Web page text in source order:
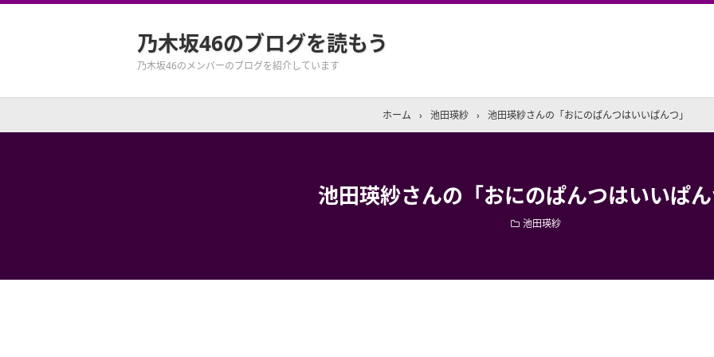
乃木坂46のブログを読もう
乃木坂46のメンバーのブログを紹介しています
ホーム › 池田瑛紗 › 池田瑛紗さんの「おにのぱんつはいいぱんつ」
池田瑛紗さんの「おにのぱんつはいいぱ
池田瑛紗